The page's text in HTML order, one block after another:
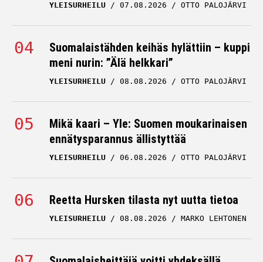
YLEISURHEILU 07.08.2026 OTTO PALOJÄRVI
Suomalaistähden keihäs hylättiin – kuppi
meni nurin: ”Älä helkkari”
YLEISURHEILU 08.08.2026 OTTO PALOJÄRVI
Mikä kaari – Yle: Suomen moukarinaisen
ennätysparannus ällistyttää
YLEISURHEILU 06.08.2026 OTTO PALOJÄRVI
Reetta Hursken tilasta nyt uutta tietoa
YLEISURHEILU 08.08.2026 MARKO LEHTONEN